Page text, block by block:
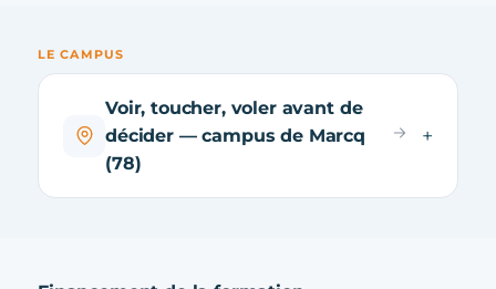
LE CAMPUS
Voir, toucher, voler avant de
décider — campus de Marcq
(78)